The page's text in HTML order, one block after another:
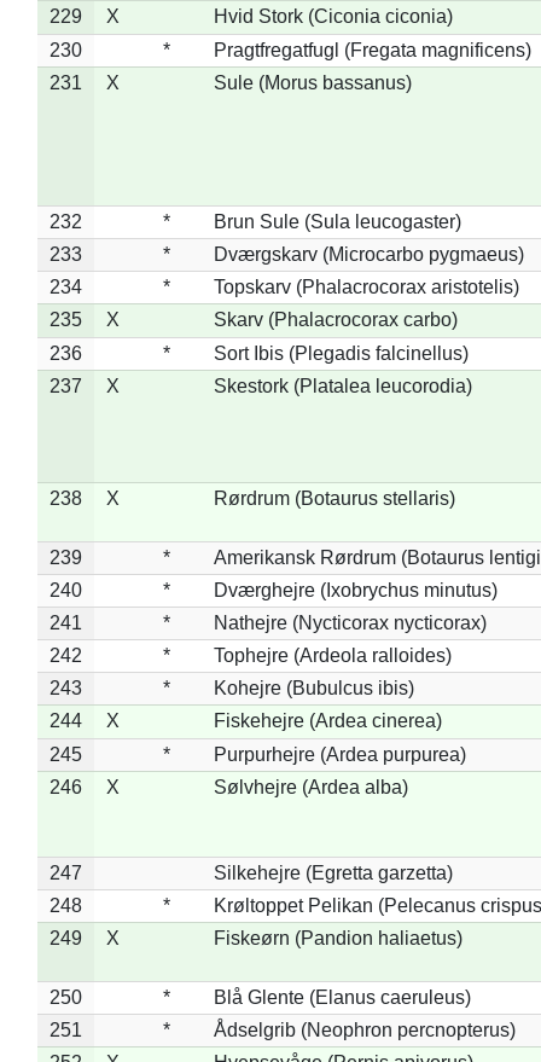
229
X
Hvid Stork (Ciconia ciconia)
230
*
Pragtfregatfugl (Fregata magnificens)
231
X Sule (Morus bassanus)
232 *
Brun Sule (Sula leucogaster)
233
*
Dværgskarv (Microcarbo pygmaeus)
234
*
Topskarv (Phalacrocorax aristotelis)
235
X
Skarv (Phalacrocorax carbo)
236
*
Sort Ibis (Plegadis falcinellus)
237
X Skestork (Platalea leucorodia)
238 X Rørdrum (Botaurus stellaris)
239 *
Amerikansk Rørdrum (Botaurus
240
*
Dværghejre (Ixobrychus minutus)
241
*
Nathejre (Nycticorax nycticorax)
242
*
Tophejre (Ardeola ralloides)
243
*
Kohejre (Bubulcus ibis)
244
X
Fiskehejre (Ardea cinerea)
245
*
Purpurhejre (Ardea purpurea)
246
X Sølvhejre (Ardea alba)
247
Silkehejre (Egretta garzetta)
248
*
Krøltoppet Pelikan (Pelecanus
249
X Fiskeørn (Pandion haliaetus)
250 *
Blå Glente (Elanus caeruleus)
251
*
Ådselgrib (Neophron percnopterus)